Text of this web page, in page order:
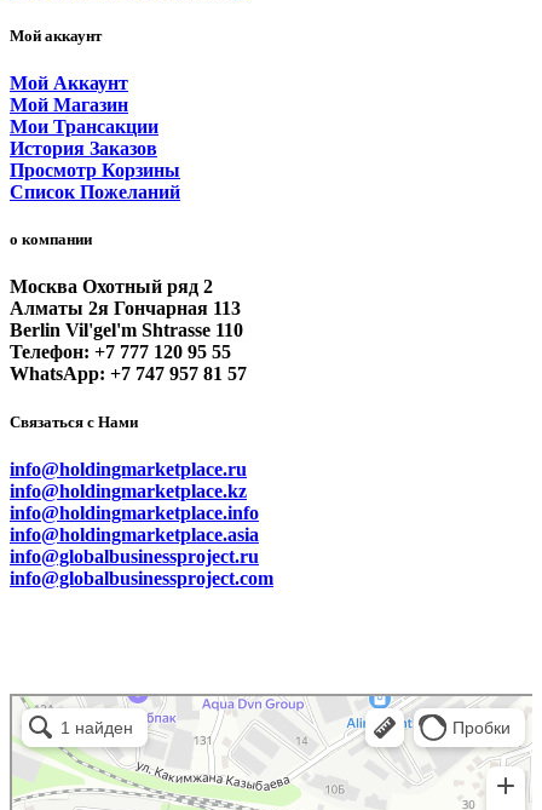
Мой аккаунт
Мой Аккаунт
Мой Магазин
Мои Трансакции
История Заказов
Просмотр Корзины
Список Пожеланий
о компании
Москва Охотный ряд 2
Алматы 2я Гончарная 113
Berlin Vil'gel'm Shtrasse 110
Телефон: +7 777 120 95 55
WhatsApp: +7 747 957 81 57
Связаться с Нами
info@holdingmarketplace.ru
info@holdingmarketplace.kz
info@holdingmarketplace.info
info@holdingmarketplace.asia
info@globalbusinessproject.ru
info@globalbusinessproject.com
Маркетплейс Казахстана
Рекламное агентство в Алматы
Информационное агентство в Алматы